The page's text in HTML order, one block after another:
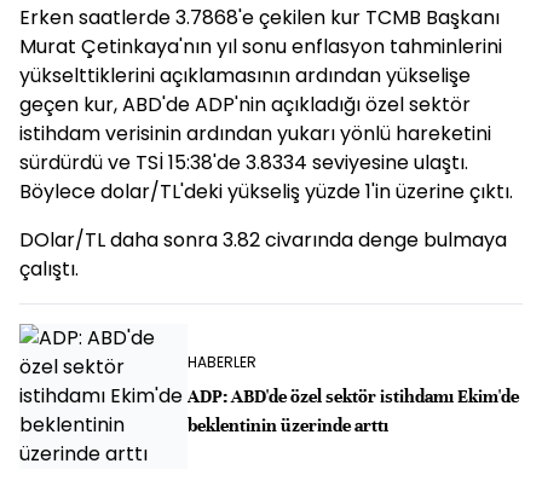
Erken saatlerde 3.7868'e çekilen kur TCMB Başkanı
Murat Çetinkaya'nın yıl sonu enflasyon tahminlerini
yükselttiklerini açıklamasının ardından yükselişe
geçen kur, ABD'de ADP'nin açıkladığı özel sektör
istihdam verisinin ardından yukarı yönlü hareketini
sürdürdü ve TSİ 15:38'de 3.8334 seviyesine ulaştı.
Böylece dolar/TL'deki yükseliş yüzde 1'in üzerine çıktı.
DOlar/TL daha sonra 3.82 civarında denge bulmaya
çalıştı.
HABERLER
ADP: ABD'de özel sektör istihdamı Ekim'de
beklentinin üzerinde arttı